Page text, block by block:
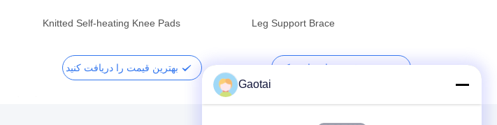
Knitted Self-heating Knee Pads Leg Support Brace
بهترین قیمت را دریافت کنید
Gaotai